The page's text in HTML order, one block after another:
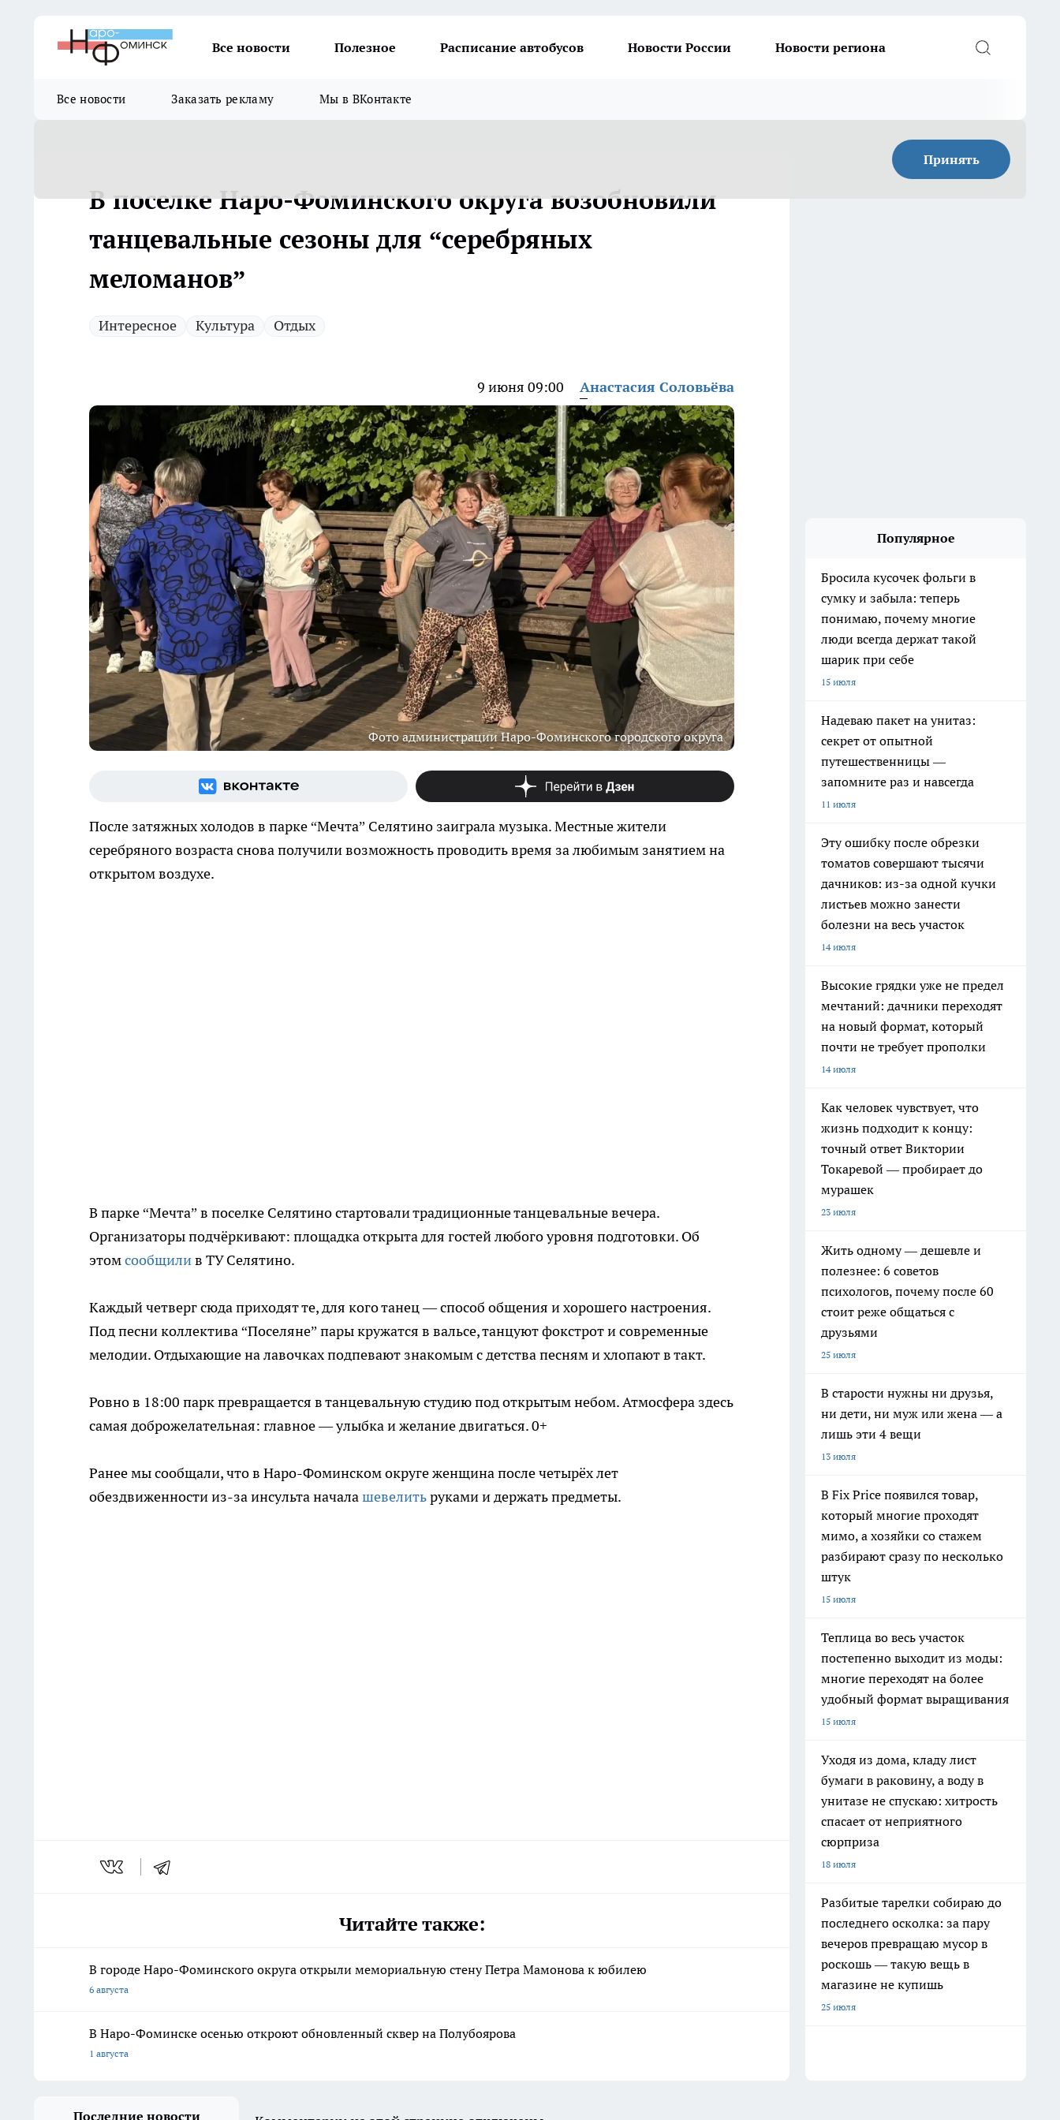
Все новости Полезное Расписание автобусов Новости России Новости региона
Все новости Заказать рекламу Мы в ВКонтакте
Принять
В поселке Наро-Фоминского округа возобновили
танцевальные сезоны для “серебряных
меломанов”
Интересное Культура Отдых
9 июня 09:00 Анастасия Соловьёва
Фото администрации Наро-Фоминского городского округа
После затяжных холодов в парке “Мечта” Селятино заиграла музыка. Местные жители
серебряного возраста снова получили возможность проводить время за любимым занятием на
открытом воздухе.
В парке “Мечта” в поселке Селятино стартовали традиционные танцевальные вечера.
Организаторы подчёркивают: площадка открыта для гостей любого уровня подготовки. Об
этомсообщилив ТУ Селятино.
Каждый четверг сюда приходят те, для кого танец — способ общения и хорошего настроения.
Под песни коллектива “Поселяне” пары кружатся в вальсе, танцуют фокстрот и современные
мелодии. Отдыхающие на лавочках подпевают знакомым с детства песням и хлопают в такт.
Ровно в 18:00 парк превращается в танцевальную студию под открытым небом. Атмосфера здесь
самая доброжелательная: главное — улыбка и желание двигаться. 0+
Ранее мы сообщали, что в Наро-Фоминском округе женщина после четырёх лет
обездвиженности из-за инсульта началашевелитьруками и держать предметы.
Читайте также:
В городе Наро-Фоминского округа открыли мемориальную стену Петра Мамонова к юбилею
6 августа
В Наро-Фоминске осенью откроют обновленный сквер на Полубоярова
1 августа
Популярное
Бросила кусочек фольги в
сумку и забыла: теперь
понимаю, почему многие
люди всегда держат такой
шарик при себе
15 июля
Надеваю пакет на унитаз:
секрет от опытной
путешественницы —
запомните раз и навсегда
11 июля
Эту ошибку после обрезки
томатов совершают тысячи
дачников: из-за одной кучки
листьев можно занести
болезни на весь участок
14 июля
Высокие грядки уже не предел
мечтаний: дачники переходят
на новый формат, который
почти не требует прополки
14 июля
Как человек чувствует, что
жизнь подходит к концу:
точный ответ Виктории
Токаревой — пробирает до
мурашек
23 июля
Жить одному — дешевле и
полезнее: 6 советов
психологов, почему после 60
стоит реже общаться с
друзьями
25 июля
В старости нужны ни друзья,
ни дети, ни муж или жена — а
лишь эти 4 вещи
13 июля
В Fix Price появился товар,
который многие проходят
мимо, а хозяйки со стажем
разбирают сразу по несколько
штук
15 июля
Теплица во весь участок
постепенно выходит из моды:
многие переходят на более
удобный формат выращивания
15 июля
Уходя из дома, кладу лист
бумаги в раковину, а воду в
унитазе не спускаю: хитрость
спасает от неприятного
сюрприза
18 июля
Разбитые тарелки собираю до
последнего осколка: за пару
вечеров превращаю мусор в
роскошь — такую вещь в
магазине не купишь
25 июля
Последние новости